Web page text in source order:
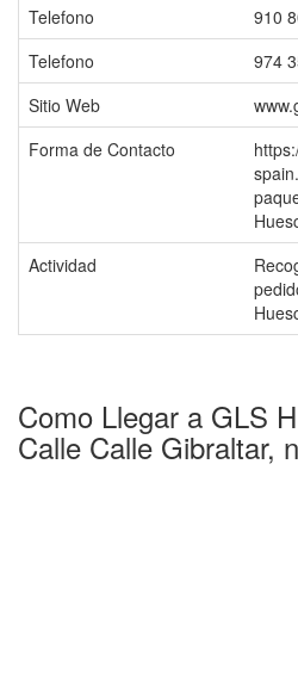
Telefono
910
Telefono
974
Sitio Web
Forma de Contacto
Actividad
Como Llegar a GLS
Calle Calle Gibraltar,